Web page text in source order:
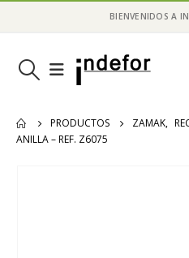
BIENVENIDOS A
PRODUCTOS ZAMAK,
ANILLA – REF. Z6075